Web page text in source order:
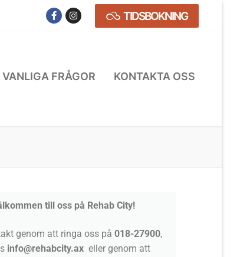
TIDSBOKNING
VANLIGA FRÅGOR KONTAKTA OSS
till oss på Rehab City!
genom att ringa oss på018-27900,
info@rehabcity.ax eller genom att